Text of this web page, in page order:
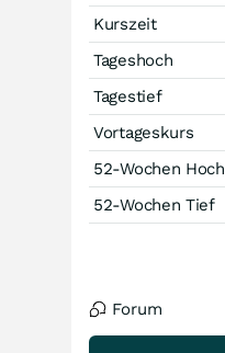
Kurszeit
Tageshoch
Tagestief
Vortageskurs
52-Wochen Hoch
52-Wochen Tief
Forum